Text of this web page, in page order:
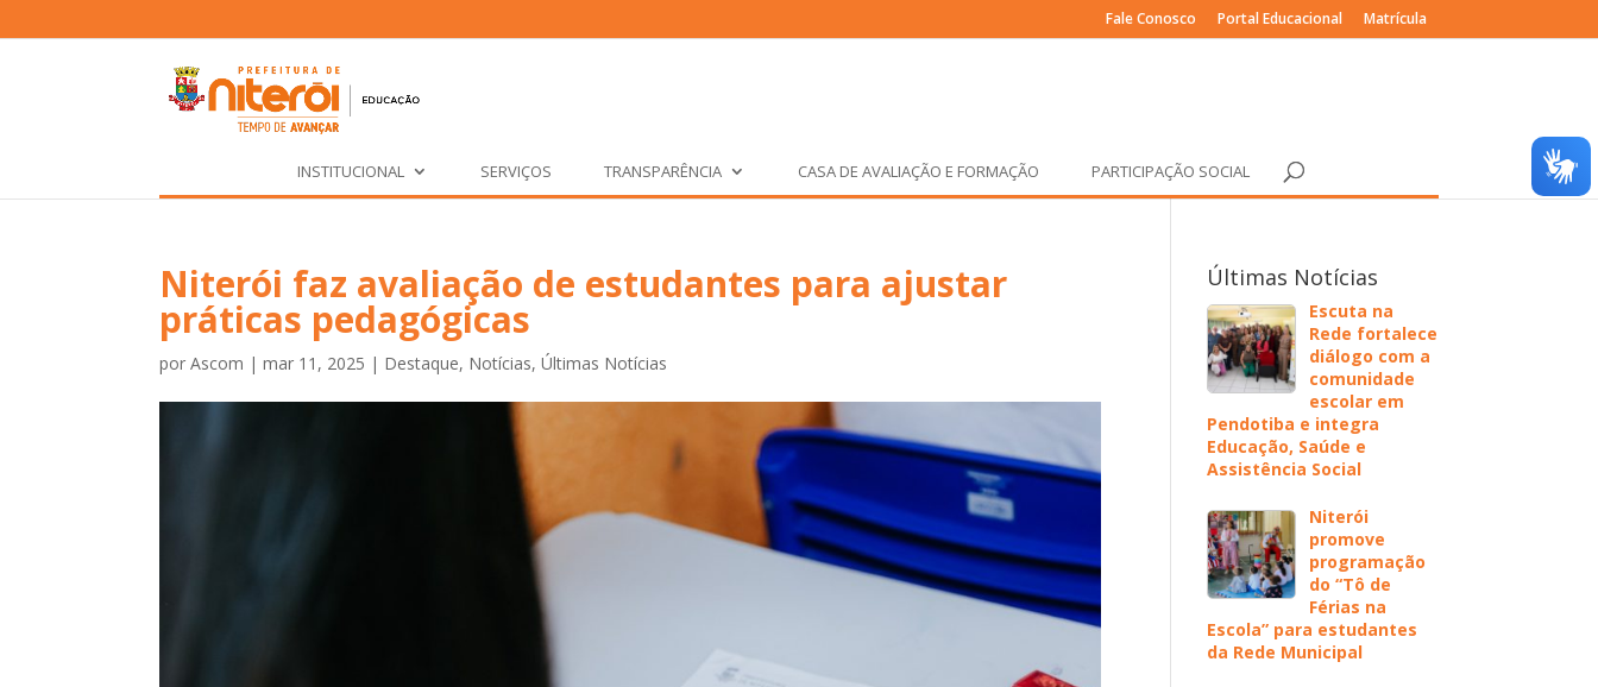
Fale Conosco Portal Educacional Matrícula
INSTITUCIONAL SERVIÇOS TRANSPARÊNCIA CASA DE AVALIAÇÃO E FORMAÇÃO PARTICIPAÇÃO SOCIAL
Niterói faz avaliação de estudantes para ajustar
práticas pedagógicas
porAscom |mar 11, 2025 | Destaque, Notícias,Últimas Notícias
Últimas Notícias
Escuta na
Rede fortalece
diálogo com a
comunidade
escolar em
Pendotiba e integra
Educação, Saúde e
Assistência Social
Niterói
promove
programação
do “Tô de
Férias na
Escola” para estudantes
da Rede Municipal